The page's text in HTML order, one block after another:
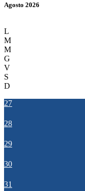
Agosto 2026
L
M
M
G
V
S
D
27
28
29
30
31